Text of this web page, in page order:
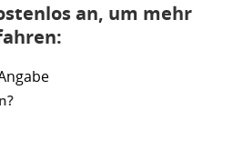
an, um mehr